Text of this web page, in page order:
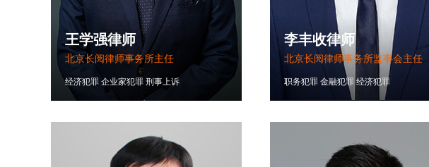
王学强律师
北京长阅律师事务所主任
经济犯罪 企业家犯罪 刑事上诉
李丰收律师
北京长阅律师事务所监事会主任
职务犯罪 金融犯罪 经济犯罪